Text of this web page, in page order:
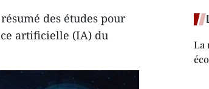
des études pour
artificielle (IA) du
La